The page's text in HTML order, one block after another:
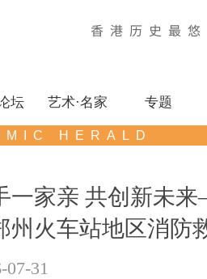
坛 艺术·名家 专题
香港历史最
HERALD
一家亲 共创新未
州火车站地区消防
07-31